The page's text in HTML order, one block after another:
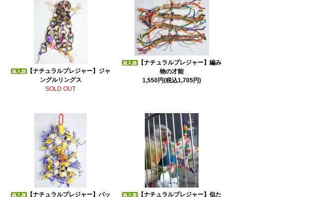
【ナチュラルプレジャー】ジャ
ングルリングス
SOLD OUT
【ナチュラルプレジャー】編み
物の才能
1,550円(税込1,705円)
【ナチュラルプレジャー】バッ
【ナチュラルプレジャー】似た